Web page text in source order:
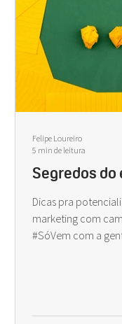
Segredos do
Dicas pra
marketing com
#SóVem com a
Felipe Loureiro
5 min de leitura